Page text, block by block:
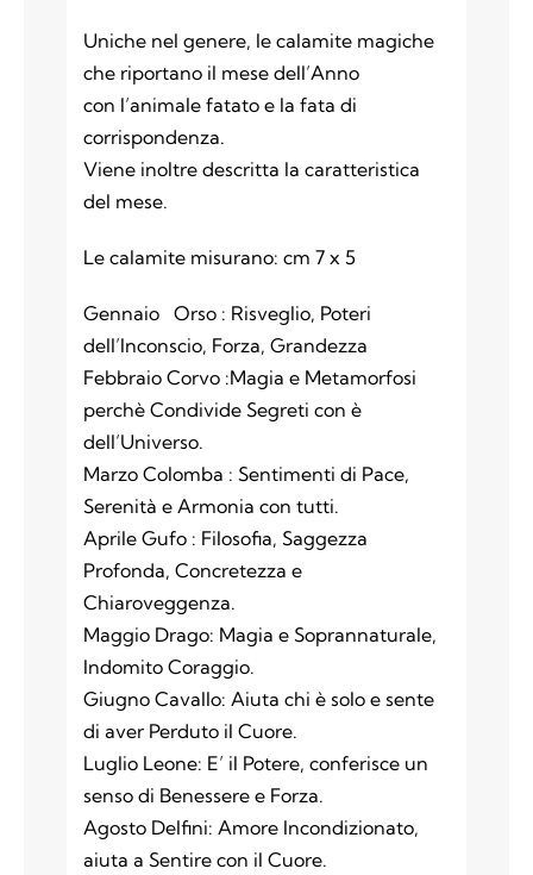
Uniche nel genere, le calamite magiche
che riportano il mese dell’Anno
con l’animale fatato e la fata di
corrispondenza.
Viene inoltre descritta la caratteristica
del mese.
Le calamite misurano: cm 7 x 5
Gennaio Orso : Risveglio, Poteri
dell’Inconscio, Forza, Grandezza
Febbraio Corvo :Magia e Metamorfosi
perchè Condivide Segreti con è
dell’Universo.
Marzo Colomba : Sentimenti di Pace,
Serenità e Armonia con tutti.
Aprile Gufo : Filosofia, Saggezza
Profonda, Concretezza e
Chiaroveggenza.
Maggio Drago: Magia e Soprannaturale,
Indomito Coraggio.
Giugno Cavallo: Aiuta chi è solo e sente
di aver Perduto il Cuore.
Luglio Leone: E’ il Potere, conferisce un
senso di Benessere e Forza.
Agosto Delfini: Amore Incondizionato,
aiuta a Sentire con il Cuore.